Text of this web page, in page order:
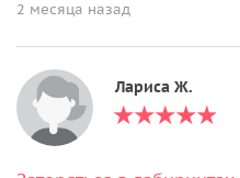
2 месяца назад
Лариса Ж.